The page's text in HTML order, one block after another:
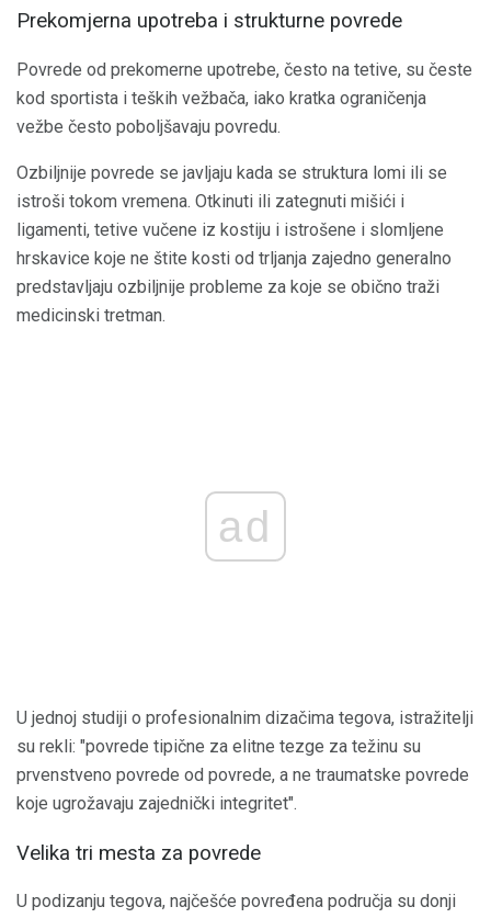
Prekomjerna upotreba i strukturne povrede
Povrede od prekomerne upotrebe, često na tetive, su česte
kod sportista i teških vežbača, iako kratka ograničenja
vežbe često poboljšavaju povredu.
Ozbiljnije povrede se javljaju kada se struktura lomi ili se
istroši tokom vremena. Otkinuti ili zategnuti mišići i
ligamenti, tetive vučene iz kostiju i istrošene i slomljene
hrskavice koje ne štite kosti od trljanja zajedno generalno
predstavljaju ozbiljnije probleme za koje se obično traži
medicinski tretman.
ad
U jednoj studiji o profesionalnim dizačima tegova, istražitelji
su rekli: "povrede tipične za elitne tezge za težinu su
prvenstveno povrede od povrede, a ne traumatske povrede
koje ugrožavaju zajednički integritet".
Velika tri mesta za povrede
U podizanju tegova, najčešće povređena područja su donji